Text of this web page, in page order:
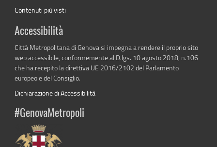
Contenuti più visti
Accessibilità
Città Metropolitana di Genova si impegna a rendere il proprio sito
web accessibile, conformemente al D.lgs. 10 agosto 2018, n.106
che ha recepito la direttiva UE 2016/2102 del Parlamento
europeo e del Consiglio.
Dichiarazione di Accessibilità
#GenovaMetropoli